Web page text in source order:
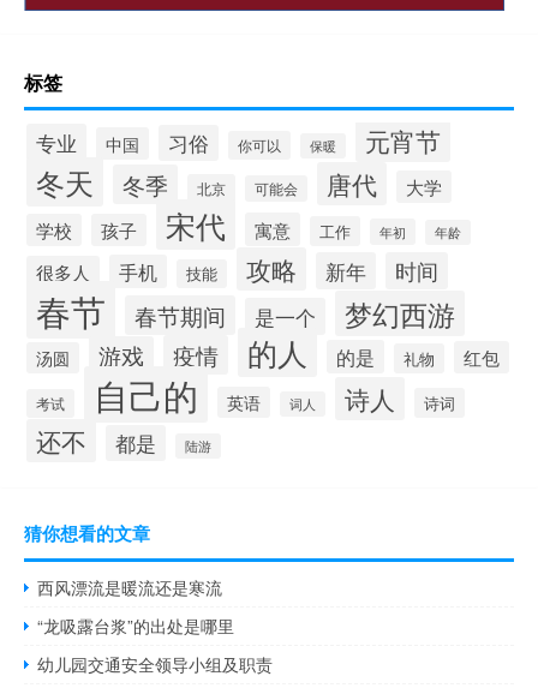
标签
专业 中国 习俗 你可以 保暖 元宵节
冬天 冬季 北京 可能会 唐代
大学
学校
孩子 宋代 寓意 工作 年初 年龄
很多人 手机 技能 攻略 新年 时间
春节 春节期间 是一个 梦幻西游
汤圆 游戏 疫情 的人 的是 礼物 红包
考试 自己的 英语 词人 诗人 诗词
还不 都是 陆游
猜你想看的文章
西风漂流是暖流还是寒流
“龙吸露台浆”的出处是哪里
幼儿园交通安全领导小组及职责